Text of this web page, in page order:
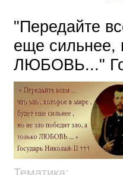
"Передайте
еще сильнее,
ЛЮБОВЬ..."